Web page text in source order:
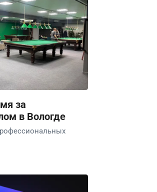
за
в Вологде